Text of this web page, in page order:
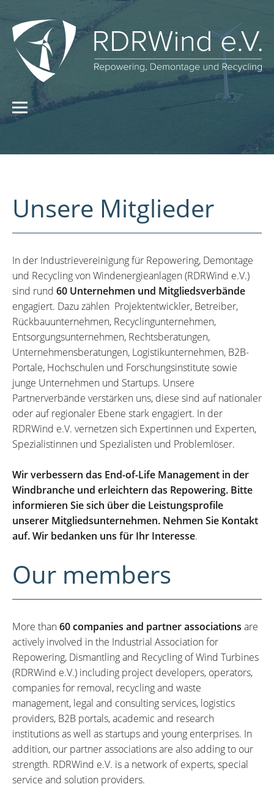
Unsere Mitglieder
In der Industrievereinigung für Repowering, Demontage
und Recycling von Windenergieanlagen (RDRWind e.V.)
sind rund 60 Unternehmen und Mitgliedsverbände
engagiert. Dazu zählen Projektentwickler, Betreiber,
Rückbauunternehmen, Recyclingunternehmen,
Entsorgungsunternehmen, Rechtsberatungen,
Unternehmensberatungen, Logistikunternehmen, B2B-
Portale, Hochschulen und Forschungsinstitute sowie
junge Unternehmen und Startups. Unsere
Partnerverbände verstärken uns, diese sind auf nationaler
oder auf regionaler Ebene stark engagiert. In der
RDRWind e.V. vernetzen sich Expertinnen und Experten,
Spezialistinnen und Spezialisten und Problemlöser.
Wir verbessern das End-of-Life Management in der
Windbranche und erleichtern das Repowering. Bitte
informieren Sie sich über die Leistungsprofile
unserer Mitgliedsunternehmen. Nehmen Sie Kontakt
auf. Wir bedanken uns für Ihr Interesse.
Our members
More than60 companies and partner associations are
actively involved in the Industrial Association for
Repowering, Dismantling and Recycling of Wind Turbines
(RDRWind e.V.) including project developers, operators,
companies for removal, recycling and waste
management, legal and consulting services, logistics
providers, B2B portals, academic and research
institutions as well as startups and young enterprises. In
addition, our partner associations are also adding to our
strength. RDRWind e.V. is a network of experts, special
service and solution providers.